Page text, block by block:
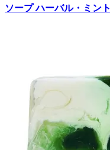
ソープ ハーバル・ミント